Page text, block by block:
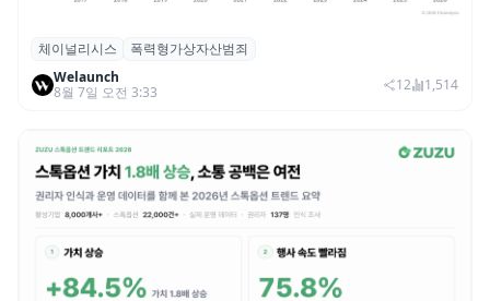
체이널리시스 “가상자산 보유자 대상 폭력
범죄 증가…상반기 탈취액 3000만 달러 돌파
체이널리시스
폭력형가상자산범죄
Welaunch
8월 7일 오전 3:33
12 1,514